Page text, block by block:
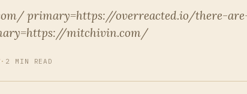
primary=https://overreacted.io/there-
mitchivin.com/
· 2 MIN READ